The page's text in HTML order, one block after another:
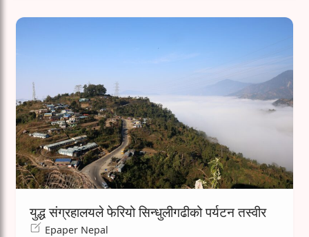
युद्ध संग्रहालयले फेरियो सिन्धुलीगढीको पर्यटन तस्वीर
Epaper Nepal